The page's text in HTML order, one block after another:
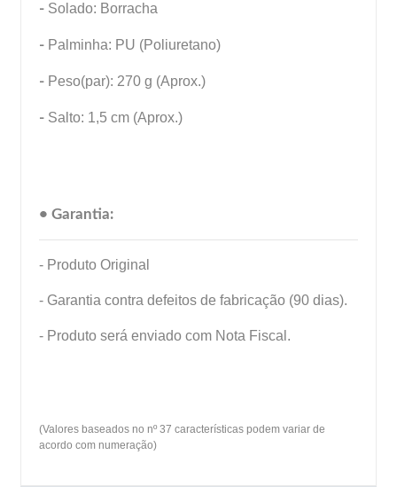
- Solado: Borracha
- Palminha: PU (Poliuretano)
- Peso(par): 270 g (Aprox.)
- Salto: 1,5 cm (Aprox.)
• Garantia:
- Produto Original
- Garantia contra defeitos de fabricação (90 dias).
- Produto será enviado com Nota Fiscal.
(Valores baseados no nº 37 características podem variar de
acordo com numeração)